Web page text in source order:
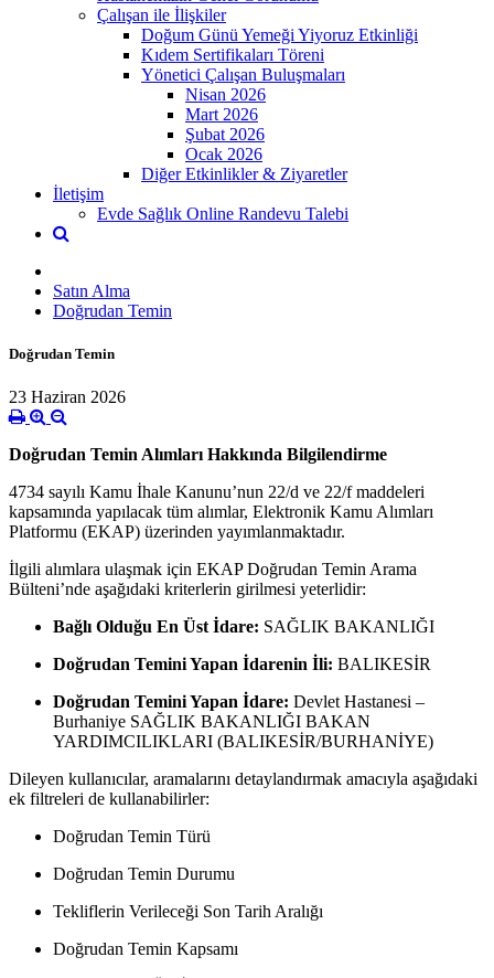
Çalışan ile İlişkiler
Doğum Günü Yemeği Yiyoruz Etkinliği
Kıdem Sertifikaları Töreni
Yönetici Çalışan Buluşmaları
Nisan 2026
Mart 2026
Şubat 2026
Ocak 2026
Diğer Etkinlikler & Ziyaretler
İletişim
Evde Sağlık Online Randevu Talebi
Satın Alma
Doğrudan Temin
Doğrudan Temin
23 Haziran 2026
Doğrudan Temin Alımları Hakkında Bilgilendirme
4734 sayılı Kamu İhale Kanunu’nun 22/d ve 22/f maddeleri
kapsamında yapılacak tüm alımlar, Elektronik Kamu Alımları
Platformu (EKAP) üzerinden yayımlanmaktadır.
İlgili alımlara ulaşmak için EKAP Doğrudan Temin Arama
Bülteni’nde aşağıdaki kriterlerin girilmesi yeterlidir:
Bağlı Olduğu En Üst İdare: SAĞLIK BAKANLIĞI
Doğrudan Temini Yapan İdarenin İli: BALIKESİR
Doğrudan Temini Yapan İdare: Devlet Hastanesi –
Burhaniye SAĞLIK BAKANLIĞI BAKAN
YARDIMCILIKLARI (BALIKESİR/BURHANİYE)
Dileyen kullanıcılar, aramalarını detaylandırmak amacıyla aşağıdaki
ek filtreleri de kullanabilirler:
Doğrudan Temin Türü
Doğrudan Temin Durumu
Tekliflerin Verileceği Son Tarih Aralığı
Doğrudan Temin Kapsamı